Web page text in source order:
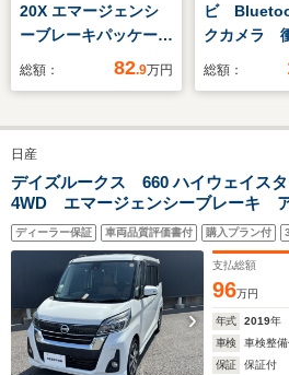
20X エマージェンシ
ーブレーキパッケージ
2列車 4WD 8型SDナ
ープ クリアランスソ
ナー 禁煙車 LEDヘ
ッド オートライト
シートヒーター ダウ
ンヒルアシスト
Bluetooth再生 フル
セグ 寒冷地 ETC
総額： 82.9万円
ビ
クカメラ
減システ
ートキー
ートハイ
逸脱警報
総額：
日産
デイズルークス 660 ハイウェイス
4WD エマージェンシーブレーキ
ニター 両側オートスライドドア イ
ー メモリーナビ アルミホイール
ト シートヒーター
ディーラー保証 車両品質評価書付 購入プラン付
支払総額
96万円
年式 2019年
車検
車検整
保証
保証付